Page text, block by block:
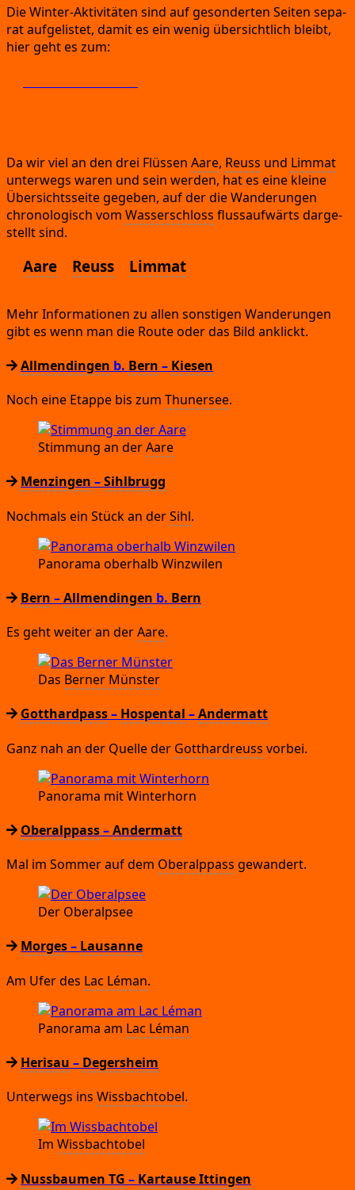
Die Win­ter-Akti­vi­tä­ten sind auf geson­der­ten Sei­ten sepa­
rat auf­ge­lis­tet, damit es ein wenig über­sicht­lich bleibt,
hier geht es zum:
Da wir viel an den drei Flüs­sen Aare, Reuss und Lim­mat
unter­wegs waren und sein wer­den, hat es eine klei­ne
Über­sichts­sei­te gege­ben, auf der die Wan­de­run­gen
chro­no­lo­gisch vom Was­ser­schloss fluss­auf­wärts dar­ge­
stellt sind.
Aare Reuss Limmat
Mehr Infor­ma­tio­nen zu allen sons­ti­gen Wan­de­run­gen
gibt es wenn man die Rou­te oder das Bild anklickt.
Allmendingen b. Bern – Kiesen
Noch eine Etap­pe bis zum Thu­ner­see.
Stim­mung an derAare
Menzingen –Sihlbrugg
Noch­mals ein Stück an derSihl.
Pan­ora­ma ober­halb Winzwilen
Bern –Allmendingen b. Bern
Es geht wei­ter an derAare.
Das Ber­ner Münster
Gotthardpass– Hospental –Andermatt
Ganz nah an der Quel­le der Gott­har­d­reuss vorbei.
Pan­ora­ma mit Winterhorn
Oberalppass–Andermatt
Mal im Som­mer auf dem Ober­alp­pass gewandert.
Der Ober­alp­see
Morges– Lausanne
Am Ufer des Lac Léman.
Pan­ora­ma am Lac Léman
Herisau – Degersheim
Unter­wegs ins Wiss­bach­to­bel.
Im Wiss­bach­to­bel
Nussbaumen TG – Kartause Ittingen